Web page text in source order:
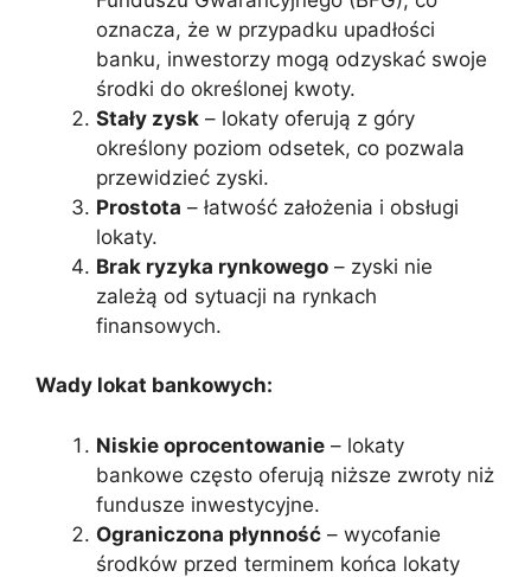
oznacza, że w przypadku upadłości
banku, inwestorzy mogą odzyskać swoje
środki do określonej kwoty.
Stały zysk – lokaty oferują z góry
określony poziom odsetek, co pozwala
przewidzieć zyski.
Prostota – łatwość założenia i obsługi
lokaty.
Brak ryzyka rynkowego – zyski nie
zależą od sytuacji na rynkach
finansowych.
Wady lokat bankowych:
Niskie oprocentowanie – lokaty
bankowe często oferują niższe zwroty niż
fundusze inwestycyjne.
Ograniczona płynność – wycofanie
środków przed terminem końca lokaty